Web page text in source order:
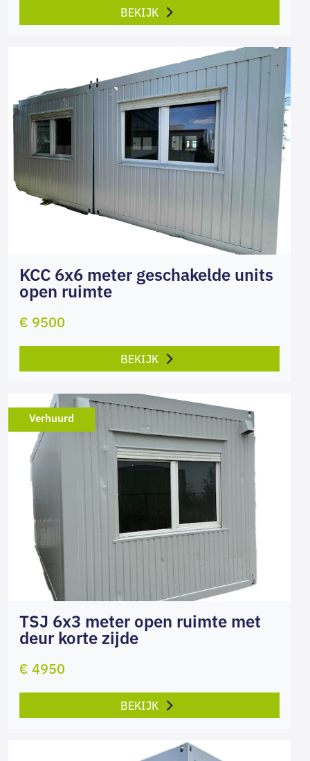
BEKIJK
KCC 6x6 meter geschakelde units
open ruimte
€ 9500
BEKIJK
Verhuurd
TSJ 6x3 meter open ruimte met
deur korte zijde
€ 4950
BEKIJK